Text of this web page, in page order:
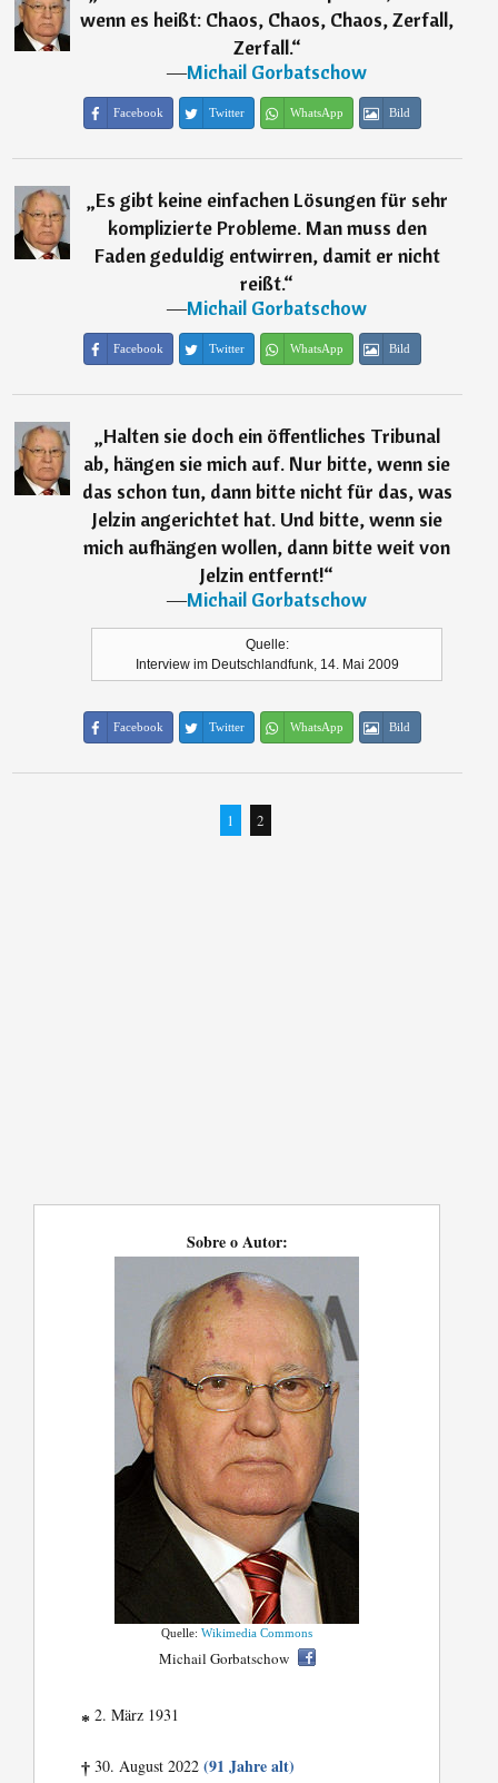
wenn es heißt: Chaos, Chaos, Chaos, Zerfall,
Zerfall.“
―Michail Gorbatschow
Facebook Twitter WhatsApp Bild
„Es gibt keine einfachen Lösungen für sehr
komplizierte Probleme. Man muss den
Faden geduldig entwirren, damit er nicht
reißt.“
―Michail Gorbatschow
Facebook Twitter WhatsApp Bild
„Halten sie doch ein öffentliches Tribunal
ab, hängen sie mich auf. Nur bitte, wenn sie
das schon tun, dann bitte nicht für das, was
Jelzin angerichtet hat. Und bitte, wenn sie
mich aufhängen wollen, dann bitte weit von
Jelzin entfernt!“
―Michail Gorbatschow
Quelle:
Interview im Deutschlandfunk, 14. Mai 2009
Facebook Twitter WhatsApp Bild
1 2
Sobre o Autor:
Quelle:Wikimedia Commons
Michail Gorbatschow
* 2. März 1931
† 30. August 2022(91 Jahre alt)